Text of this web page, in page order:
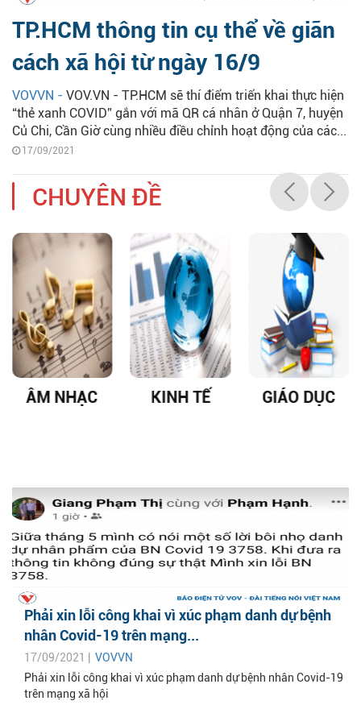
TP.HCM thông tin cụ thể về giãn
cách xã hội từ ngày 16/9
VOVVN - VOV.VN - TP.HCM sẽ thí điểm triển khai thực hiện
“thẻ xanh COVID” gắn với mã QR cá nhân ở Quận 7, huyện
Củ Chi, Cần Giờ cùng nhiều điều chỉnh hoạt động của các...
17/09/2021
CHUYÊN ĐỀ
ÂM NHẠC KINH TẾ GIÁO DỤC
Phải xin lỗi công khai vì xúc phạm danh dự bệnh
nhân Covid-19 trên mạng...
17/09/2021 | VOVVN
Phải xin lỗi công khai vì xúc phạm danh dự bệnh nhân Covid-19
trên mạng xã hội